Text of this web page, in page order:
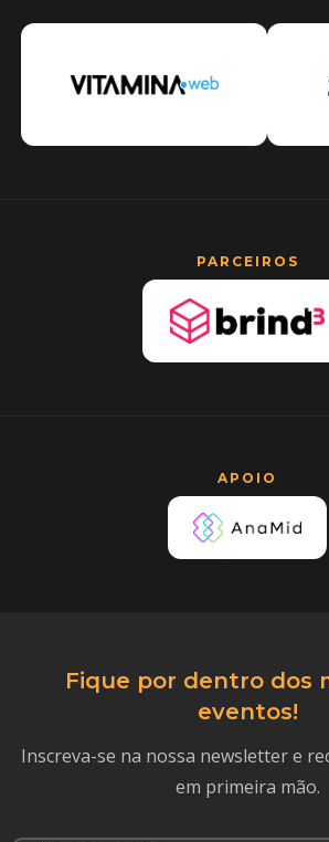
PARCEIROS
APOIO
Fique por dentro dos
eventos!
Inscreva-se na nossa newsletter e
em primeira mão.